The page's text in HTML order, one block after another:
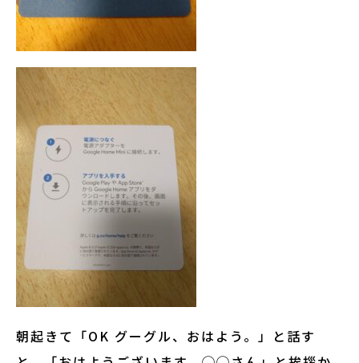
朝起きて「OK グーグル、おはよう。」と話す